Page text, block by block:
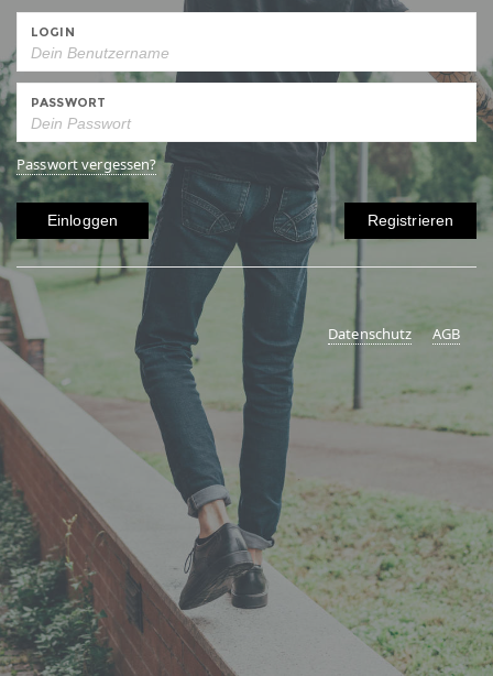
LOGIN
PASSWORT
Passwort vergessen?
Einloggen Registrieren
Datenschutz AGB